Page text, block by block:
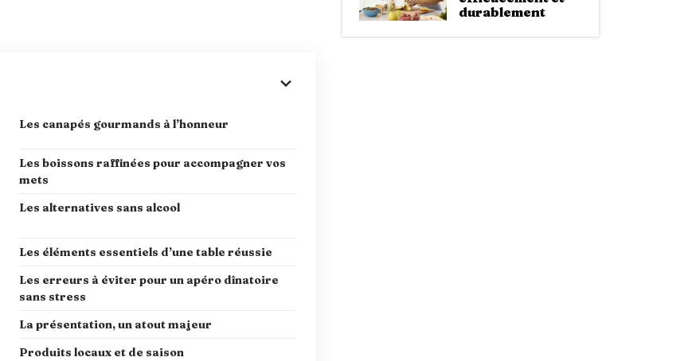
Les canapés gourmands à l’honneur
Les boissons raffinées pour accompagner vos
mets
Les alternatives sans alcool
Les éléments essentiels d’une table réussie
Les erreurs à éviter pour un apéro dînatoire
sans stress
La présentation, un atout majeur
Produits locaux et de saison
durablement